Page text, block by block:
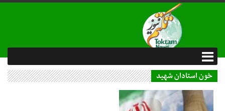
خون استادان شهید